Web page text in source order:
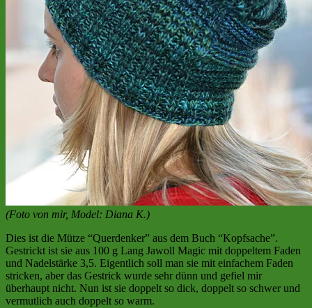
(Foto von mir, Model: Diana K.)
Dies ist die Mütze “Querdenker” aus dem Buch “Kopfsache”.
Gestrickt ist sie aus 100 g Lang Jawoll Magic mit doppeltem Faden
und Nadelstärke 3,5. Eigentlich soll man sie mit einfachem Faden
stricken, aber das Gestrick wurde sehr dünn und gefiel mir
überhaupt nicht. Nun ist sie doppelt so dick, doppelt so schwer und
vermutlich auch doppelt so warm.